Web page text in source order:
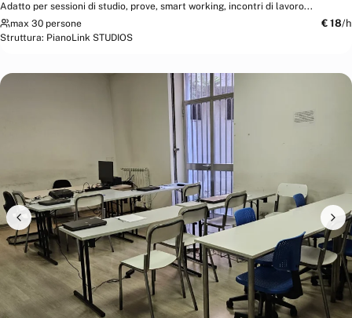
Adatto per sessioni di studio, prove, smart working, incontri di lavoro...
max 30 persone
€ 18/h
Struttura: PianoLink STUDIOS